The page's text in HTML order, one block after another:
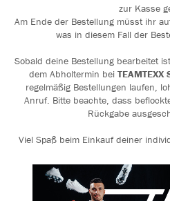
zur Kasse
Am Ende der Bestellung müsst ihr
was in diesem Fall der
Sobald deine Bestellung bearbeitet
dem Abholtermin bei TEAMTEXX
regelmäßig Bestellungen laufen,
Anruf. Bitte beachte, dass
Rückgabe
Viel Spaß beim Einkauf deiner